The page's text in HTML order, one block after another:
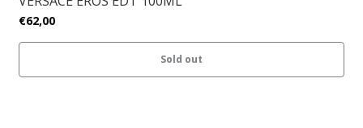
€62,00
Sold out